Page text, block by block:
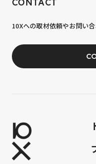
あなたの力が
JOIN
10Xへの取材依頼やお問い合